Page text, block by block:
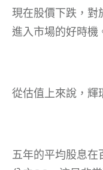
現在股價下跌，對
進入市場的好時機
從估值上來說，輝
五年的平均股息